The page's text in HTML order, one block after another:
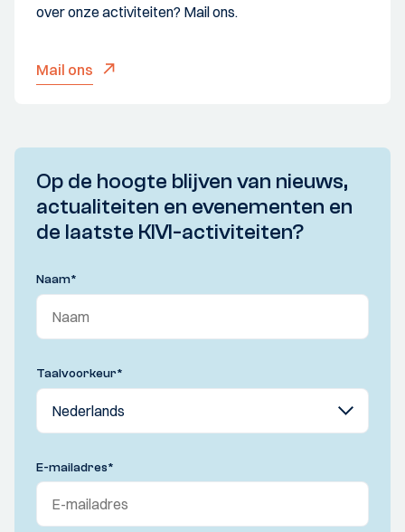
over onze activiteiten? Mail ons.
Mail ons
Op de hoogte blijven van nieuws,
actualiteiten en evenementen en
de laatste KIVI-activiteiten?
Naam*
Taalvoorkeur*
E-mailadres*